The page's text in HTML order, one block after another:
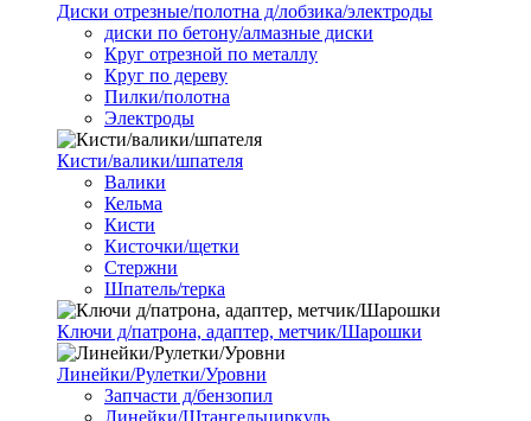
Диски отрезные/полотна д/лобзика/электроды
диски по бетону/алмазные диски
Круг отрезной по металлу
Круг по дереву
Пилки/полотна
Электроды
Кисти/валики/шпателя
Валики
Кельма
Кисти
Кисточки/щетки
Стержни
Шпатель/терка
Ключи д/патрона, адаптер, метчик/Шарошки
Линейки/Рулетки/Уровни
Запчасти д/бензопил
Линейки/Штангельциркуль